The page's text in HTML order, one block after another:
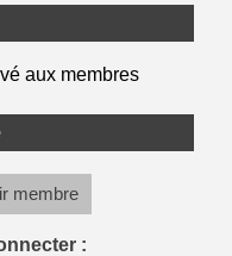
aux membres
membre
: